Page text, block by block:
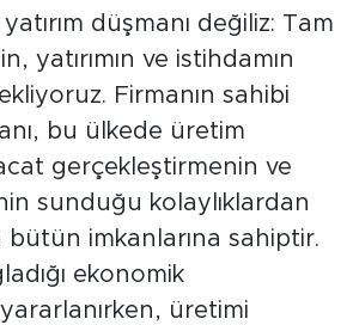
düşmanı değiliz: Tam
yatırımın ve istihdamın
Firmanın sahibi
bu ülkede üretim
gerçekleştirmenin ve
sunduğu kolaylıklardan
bütün imkanlarına sahiptir.
ekonomik
üretimi